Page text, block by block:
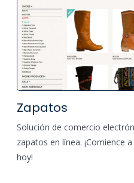
Zapatos
Solución de comercio
zapatos en línea. ¡Comience
hoy!